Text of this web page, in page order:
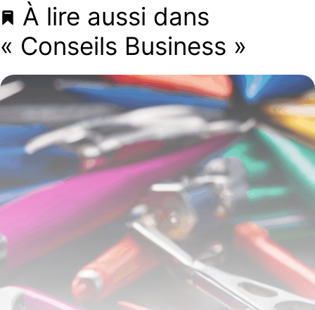
À lire aussi dans
« Conseils Business »